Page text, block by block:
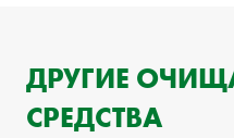
ДРУГИЕ
СРЕДСТВА